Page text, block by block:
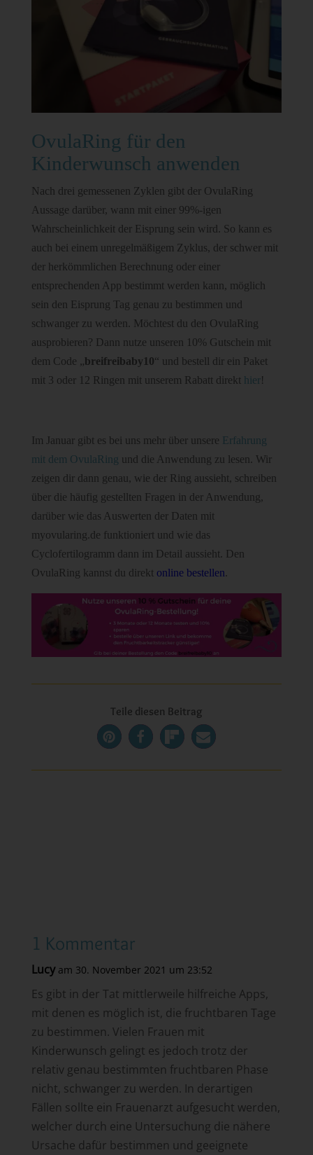
OvulaRing für den
Kinderwunsch anwenden
Nach drei gemessenen Zyklen gibt der OvulaRing
Aussage darüber, wann mit einer 99%-igen
Wahrscheinlichkeit der Eisprung sein wird. So kann es
auch bei einem unregelmäßigem Zyklus, der schwer mit
der herkömmlichen Berechnung oder einer
entsprechenden App bestimmt werden kann, möglich
sein den Eisprung Tag genau zu bestimmen und
schwanger zu werden. Möchtest du den OvulaRing
ausprobieren? Dann nutze unseren 10% Gutschein mit
dem Code „breifreibaby10“ und bestell dir ein Paket
mit 3 oder 12 Ringen mit unserem Rabatt direkt hier!
Im Januar gibt es bei uns mehr über unsere Erfahrung
mit dem OvulaRing und die Anwendung zu lesen. Wir
zeigen dir dann genau, wie der Ring aussieht, schreiben
über die häufig gestellten Fragen in der Anwendung,
darüber wie das Auswerten der Daten mit
myovularing.de funktioniert und wie das
Cyclofertilogramm dann im Detail aussieht. Den
OvulaRing kannst du direkt online bestellen
Teile diesen Beitrag
1 Kommentar
Lucy am 30. November 2021 um 23:52
Es gibt in der Tat mittlerweile hilfreiche Apps,
mit denen es möglich ist, die fruchtbaren Tage
zu bestimmen. Vielen Frauen mit
Kinderwunsch gelingt es jedoch trotz der
relativ genau bestimmten fruchtbaren Phase
nicht, schwanger zu werden. In derartigen
Fällen sollte ein Frauenarzt aufgesucht werden,
welcher durch eine Untersuchung die nähere
Ursache dafür bestimmen und geeignete